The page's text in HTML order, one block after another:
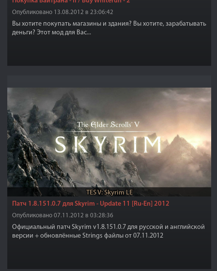
Опубликовано 13.08.2012 в 23:06:42
Вы хотите покупать магазины и здания? Вы хотите, зарабатывать
деньги? Этот мод для Вас...
TES V: Skyrim LE
Патч 1.8.151.0.7 для Skyrim - Update 11 [Ru-En] 2012
Опубликовано 07.11.2012 в 03:28:36
Официальный патч Skyrim v1.8.151.0.7 для русской и английской
версии + обновлённые Strings файлы от 07.11.2012